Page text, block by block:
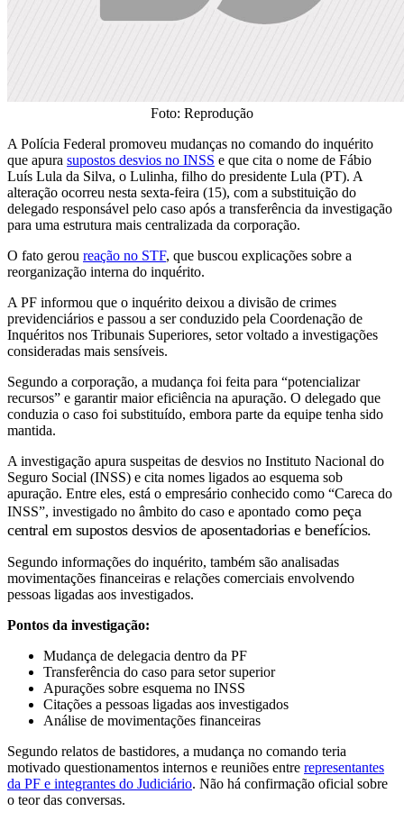
Foto: Reprodução
A Polícia Federal promoveu mudanças no comando do inquérito
que apura supostos desvios no INSS e que cita o nome de Fábio
Luís Lula da Silva, o Lulinha, filho do presidente Lula (PT). A
alteração ocorreu nesta sexta-feira (15), com a substituição do
delegado responsável pelo caso após a transferência da investigação
para uma estrutura mais centralizada da corporação.
O fato gerou reação no STF, que buscou explicações sobre a
reorganização interna do inquérito.
A PF informou que o inquérito deixou a divisão de crimes
previdenciários e passou a ser conduzido pela Coordenação de
Inquéritos nos Tribunais Superiores, setor voltado a investigações
consideradas mais sensíveis.
Segundo a corporação, a mudança foi feita para “potencializar
recursos” e garantir maior eficiência na apuração. O delegado que
conduzia o caso foi substituído, embora parte da equipe tenha sido
mantida.
A investigação apura suspeitas de desvios no Instituto Nacional do
Seguro Social (INSS) e cita nomes ligados ao esquema sob
apuração. Entre eles, está o empresário conhecido como “Careca do
INSS”, investigado no âmbito do caso e apontado como peça
central em supostos desvios de aposentadorias e benefícios.
Segundo informações do inquérito, também são analisadas
movimentações financeiras e relações comerciais envolvendo
pessoas ligadas aos investigados.
Pontos da investigação:
Mudança de delegacia dentro da PF
Transferência do caso para setor superior
Apurações sobre esquema no INSS
Citações a pessoas ligadas aos investigados
Análise de movimentações financeiras
Segundo relatos de bastidores, a mudança no comando teria
motivado questionamentos internos e reuniões entre representantes
da PF e integrantes do Judiciário. Não há confirmação oficial sobre
o teor das conversas.